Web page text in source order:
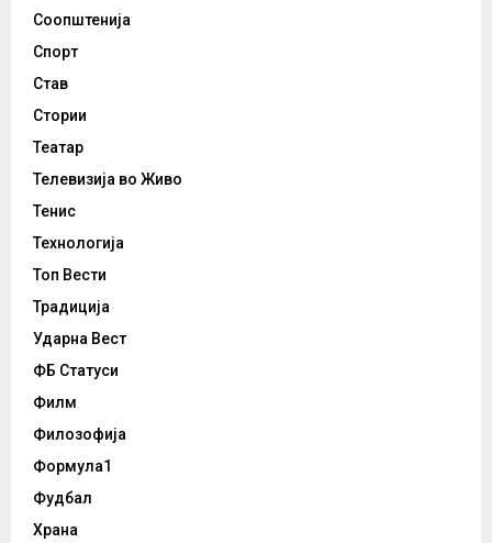
Соопштенија
Спорт
Став
Стории
Театар
Телевизија во Живо
Тенис
Технологија
Топ Вести
Традиција
Ударна Вест
ФБ Статуси
Филм
Филозофија
Формула1
Фудбал
Храна